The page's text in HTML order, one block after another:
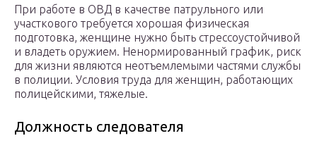
При работе в ОВД в качестве патрульного или
участкового требуется хорошая физическая
подготовка, женщине нужно быть стрессоустойчивой
и владеть оружием. Ненормированный график, риск
для жизни являются неотъемлемыми частями службы
в полиции. Условия труда для женщин, работающих
полицейскими, тяжелые.
Должность следователя